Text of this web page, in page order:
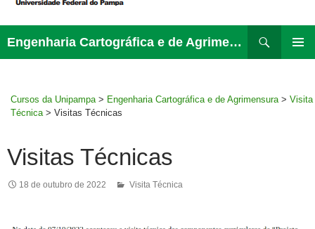
Engenharia Cartográfica e de Agrimensura
para
Cursos da Unipampa > Engenharia Cartográfica e de Agrimensura > Visita
Técnica > Visitas Técnicas
Visitas Técnicas
18 de outubro de 2022 Visita Técnica